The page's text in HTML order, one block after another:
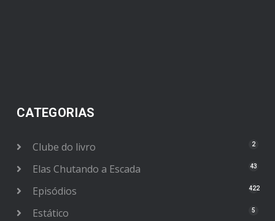
CATEGORIAS
Clube do livro 2
Elas Chutando a Escada 43
Episódios 422
Estático 5